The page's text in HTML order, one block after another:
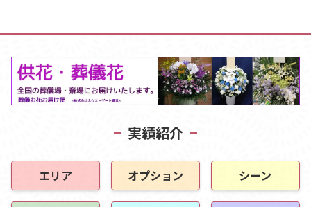
実績紹介
エリア オプション シーン